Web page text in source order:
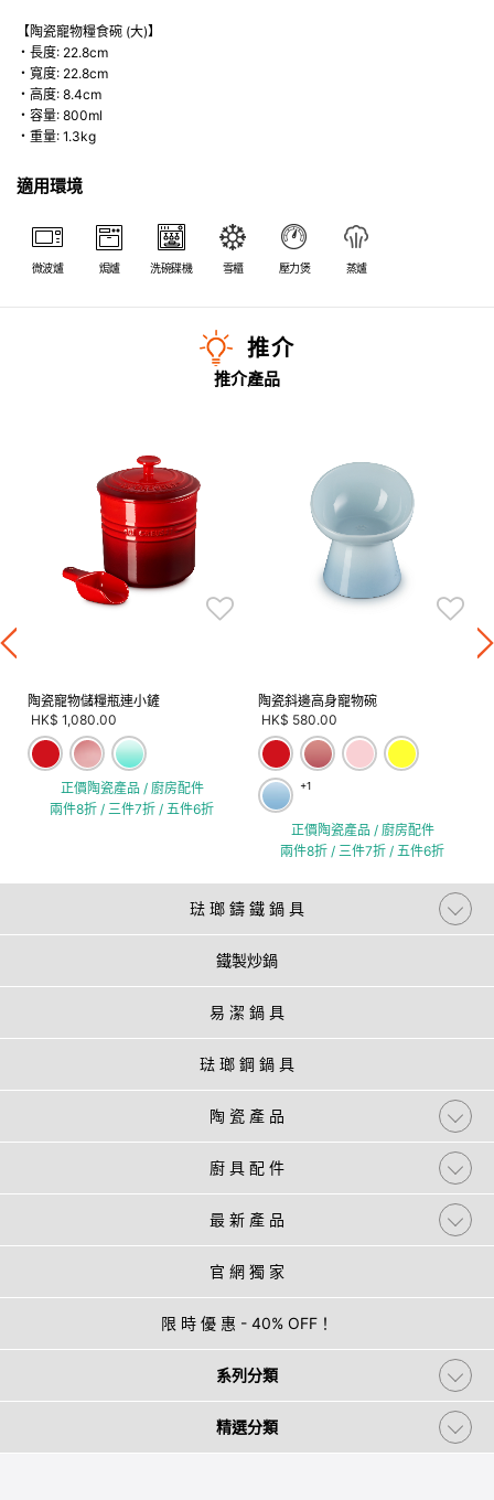
【陶瓷寵物糧食碗 (大)】
・長度: 22.8cm
・寬度: 22.8cm
・高度: 8.4cm
・容量: 800ml
・重量: 1.3kg
適用環境
微波爐 焗爐 洗碗碟機 雪櫃 壓力煲 蒸爐
推介
推介產品
陶瓷寵物儲糧瓶連小鏟
HK$ 1,080.00
正價陶瓷產品 / 廚房配件
兩件8折 / 三件7折 / 五件6折
陶瓷斜邊高身寵物碗
HK$ 580.00
+1
正價陶瓷產品 / 廚房配件
兩件8折 / 三件7折 / 五件6折
琺 瑯 鑄 鐵 鍋 具
鐵製炒鍋
易 潔 鍋 具
琺 瑯 鋼 鍋 具
陶 瓷 產 品
廚 具 配 件
最 新 產 品
官 網 獨 家
限 時 優 惠 - 40% OFF！
系列分類
精選分類